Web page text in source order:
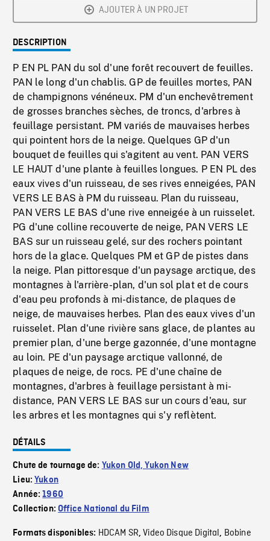
AJOUTER À UN PROJET
DESCRIPTION
P EN PL PAN du sol d'une forêt recouvert de feuilles.
PAN le long d'un chablis. GP de feuilles mortes, PAN
de champignons vénéneux. PM d'un enchevêtrement
de grosses branches sèches, de troncs, d'arbres à
feuillage persistant. PM variés de mauvaises herbes
qui pointent hors de la neige. Quelques GP d'un
bouquet de feuilles qui s'agitent au vent. PAN VERS
LE HAUT d'une plante à feuilles longues. P EN PL des
eaux vives d'un ruisseau, de ses rives enneigées, PAN
VERS LE BAS à PM du ruisseau. Plan du ruisseau,
PAN VERS LE BAS d'une rive enneigée à un ruisselet.
PG d'une colline recouverte de neige, PAN VERS LE
BAS sur un ruisseau gelé, sur des rochers pointant
hors de la glace. Quelques PM et GP de pistes dans
la neige. Plan pittoresque d'un paysage arctique, des
montagnes à l'arrière-plan, d'un sol plat et de cours
d'eau peu profonds à mi-distance, de plaques de
neige, de mauvaises herbes. Plan des eaux vives d'un
ruisselet. Plan d'une rivière sans glace, de plantes au
premier plan, d'une berge gazonnée, d'une montagne
au loin. PE d'un paysage arctique vallonné, de
plaques de neige, de rocs. PE d'une chaîne de
montagnes, d'arbres à feuillage persistant à mi-
distance, PAN VERS LE BAS sur un cours d'eau, sur
les arbres et les montagnes qui s'y reflètent.
DÉTAILS
Chute de tournage de: Yukon Old, Yukon New
Lieu:Yukon
Année:1960
Collection:Office National du Film
Formats disponibles: HDCAM SR,Video Disque Digital, Bobine